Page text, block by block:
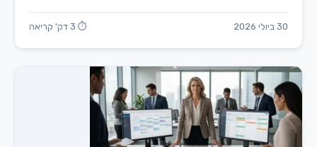
30 ביולי 2026 ⏱ 3 דק' קריאה